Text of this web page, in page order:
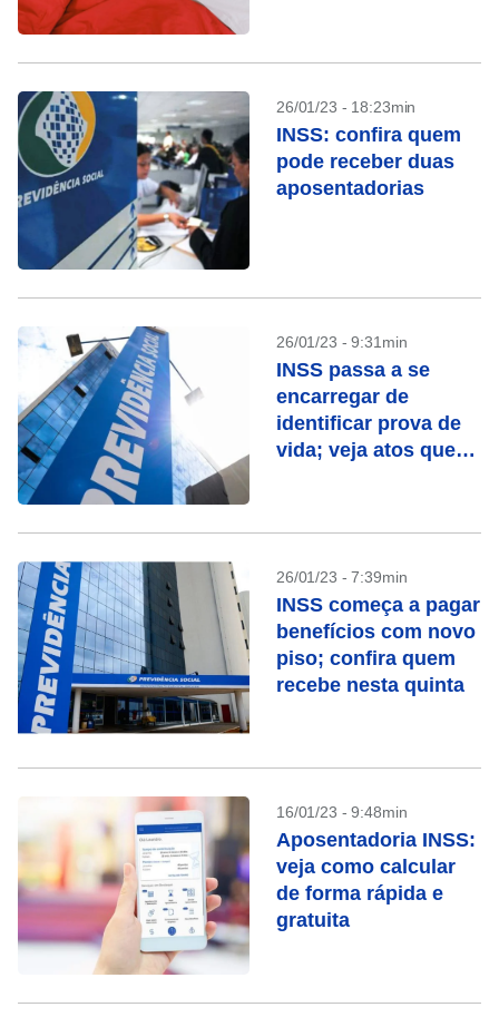
26/01/23 - 18:23min
INSS: confira quem
pode receber duas
aposentadorias
26/01/23 - 9:31min
INSS passa a se
encarregar de
identificar prova de
vida; veja atos que
26/01/23 - 7:39min
INSS começa a pagar
benefícios com novo
piso; confira quem
recebe nesta quinta
16/01/23 - 9:48min
Aposentadoria INSS:
veja como calcular
de forma rápida e
gratuita